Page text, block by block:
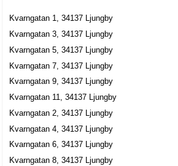
Kvarngatan 1, 34137 Ljungby
Kvarngatan 3, 34137 Ljungby
Kvarngatan 5, 34137 Ljungby
Kvarngatan 7, 34137 Ljungby
Kvarngatan 9, 34137 Ljungby
Kvarngatan 11, 34137 Ljungby
Kvarngatan 2, 34137 Ljungby
Kvarngatan 4, 34137 Ljungby
Kvarngatan 6, 34137 Ljungby
Kvarngatan 8, 34137 Ljungby